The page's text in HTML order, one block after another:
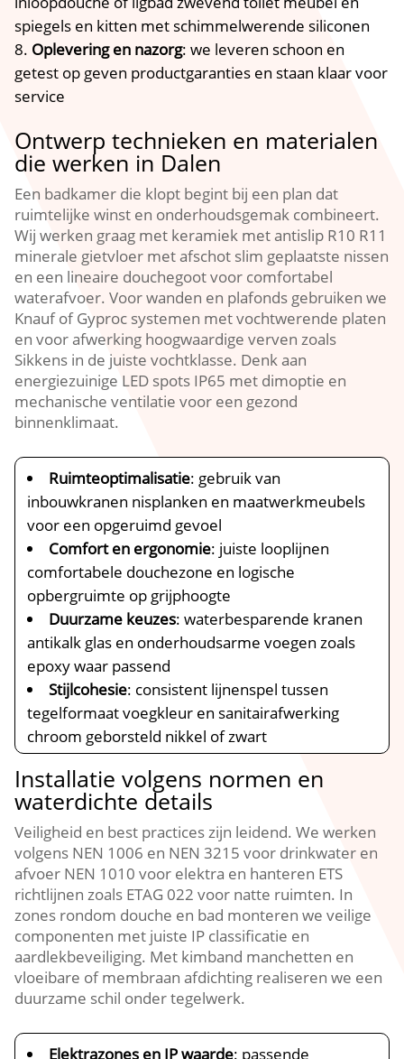
spiegels en kitten met schimmelwerende siliconen
Oplevering en nazorg: we leveren schoon en
getest op geven productgaranties en staan klaar voor
service
Ontwerp technieken en materialen
die werken in Dalen
Een badkamer die klopt begint bij een plan dat
ruimtelijke winst en onderhoudsgemak combineert.
Wij werken graag met keramiek met antislip R10 R11
minerale gietvloer met afschot slim geplaatste nissen
en een lineaire douchegoot voor comfortabel
waterafvoer. Voor wanden en plafonds gebruiken we
Knauf of Gyproc systemen met vochtwerende platen
en voor afwerking hoogwaardige verven zoals
Sikkens in de juiste vochtklasse. Denk aan
energiezuinige LED spots IP65 met dimoptie en
mechanische ventilatie voor een gezond
binnenklimaat.
Ruimteoptimalisatie: gebruik van
inbouwkranen nisplanken en maatwerkmeubels
voor een opgeruimd gevoel
Comfort en ergonomie: juiste looplijnen
comfortabele douchezone en logische
opbergruimte op grijphoogte
Duurzame keuzes: waterbesparende kranen
antikalk glas en onderhoudsarme voegen zoals
epoxy waar passend
Stijlcohesie: consistent lijnenspel tussen
tegelformaat voegkleur en sanitairafwerking
chroom geborsteld nikkel of zwart
Installatie volgens normen en
waterdichte details
Veiligheid en best practices zijn leidend. We werken
volgens NEN 1006 en NEN 3215 voor drinkwater en
afvoer NEN 1010 voor elektra en hanteren ETS
richtlijnen zoals ETAG 022 voor natte ruimten. In
zones rondom douche en bad monteren we veilige
componenten met juiste IP classificatie en
aardlekbeveiliging. Met kimband manchetten en
vloeibare of membraan afdichting realiseren we een
duurzame schil onder tegelwerk.
Elektrazones en IP waarde: passende